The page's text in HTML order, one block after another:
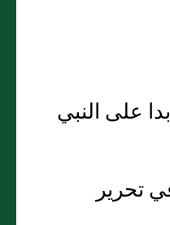
على النبي
تحرير